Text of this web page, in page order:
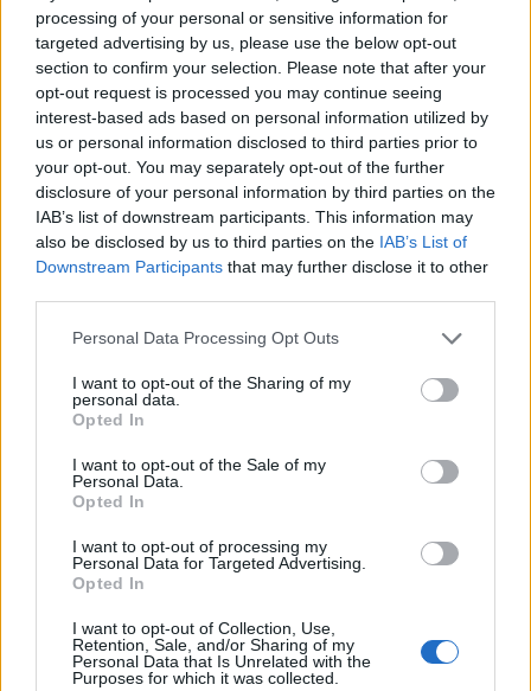
processing of your personal or sensitive information for
targeted advertising by us, please use the below opt-out
section to confirm your selection. Please note that after your
opt-out request is processed you may continue seeing
interest-based ads based on personal information utilized by
us or personal information disclosed to third parties prior to
your opt-out. You may separately opt-out of the further
disclosure of your personal information by third parties on the
IAB’s list of downstream participants. This information may
also be disclosed by us to third parties on the IAB’s List of
Downstream Participants that may further disclose it to other
Personal Data Processing Opt Outs
I want to opt-out of the Sharing of my
personal data.
Opted In
I want to opt-out of the Sale of my
Personal Data.
Opted In
I want to opt-out of processing my
Personal Data for Targeted Advertising.
Opted In
I want to opt-out of Collection, Use,
Retention, Sale, and/or Sharing of my
Personal Data that Is Unrelated with the
Purposes for which it was collected.
Hoy destacamos
17 Jul 2026
preservar el liderazgo español en fibra
RETOS MERCADO TELECOM